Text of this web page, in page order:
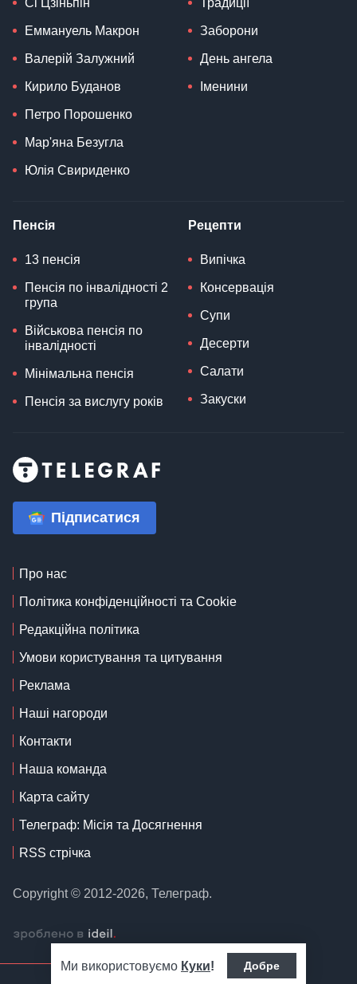
Ми використовуємо Куки! Добре
Сі Цзіньпін
Еммануель Макрон
Валерій Залужний
Кирило Буданов
Петро Порошенко
Мар'яна Безугла
Юлія Свириденко
Традиції
Заборони
День ангела
Іменини
Пенсія
13 пенсія
Пенсія по інвалідності 2
група
Військова пенсія по
інвалідності
Мінімальна пенсія
Пенсія за вислугу років
Рецепти
Випічка
Консервація
Супи
Десерти
Салати
Закуски
Підписатися
Про нас
Політика конфіденційності та Cookie
Редакційна політика
Умови користування та цитування
Реклама
Наші нагороди
Контакти
Наша команда
Карта сайту
Телеграф: Місія та Досягнення
RSS стрічка
Copyright © 2012-2026, Телеграф.